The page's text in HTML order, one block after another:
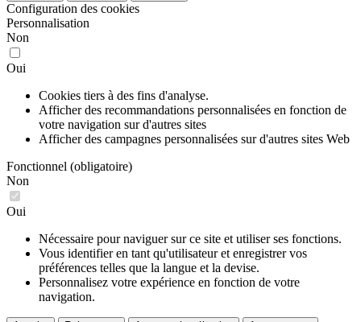
Configuration des cookies
Personnalisation
Non
Oui
Cookies tiers à des fins d'analyse.
Afficher des recommandations personnalisées en fonction de
votre navigation sur d'autres sites
Afficher des campagnes personnalisées sur d'autres sites Web
Fonctionnel (obligatoire)
Non
Oui
Nécessaire pour naviguer sur ce site et utiliser ses fonctions.
Vous identifier en tant qu'utilisateur et enregistrer vos
préférences telles que la langue et la devise.
Personnalisez votre expérience en fonction de votre
navigation.